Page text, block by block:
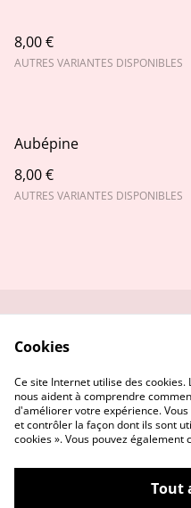
8,00 €
AUTRES VARIANTES DISPONIBLES
Aubépine
8,00 €
AUTRES VARIANTES DISPONIBLES
confidentialité
Alambic et
Cookies
Ce site Internet utilise des
nous aident à comprendre
d'améliorer votre expérience.
et contrôler la façon dont ils sont
cookies ». Vous pouvez également
Tout